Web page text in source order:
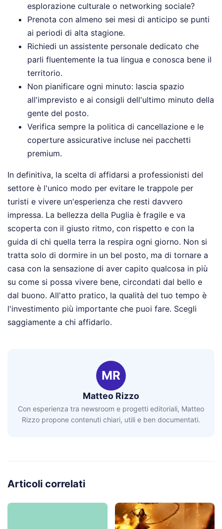
esplorazione culturale o networking sociale?
Prenota con almeno sei mesi di anticipo se punti
ai periodi di alta stagione.
Richiedi un assistente personale dedicato che
parli fluentemente la tua lingua e conosca bene il
territorio.
Non pianificare ogni minuto: lascia spazio
all'imprevisto e ai consigli dell'ultimo minuto della
gente del posto.
Verifica sempre la politica di cancellazione e le
coperture assicurative incluse nei pacchetti
premium.
In definitiva, la scelta di affidarsi a professionisti del
settore è l'unico modo per evitare le trappole per
turisti e vivere un'esperienza che resti davvero
impressa. La bellezza della Puglia è fragile e va
scoperta con il giusto ritmo, con rispetto e con la
guida di chi quella terra la respira ogni giorno. Non si
tratta solo di dormire in un bel posto, ma di tornare a
casa con la sensazione di aver capito qualcosa in più
su come si possa vivere bene, circondati dal bello e
dal buono. All'atto pratico, la qualità del tuo tempo è
l'investimento più importante che puoi fare. Scegli
saggiamente a chi affidarlo.
MR
Matteo Rizzo
Con esperienza tra newsroom e progetti editoriali, Matteo
Rizzo propone contenuti chiari, utili e ben documentati.
Articoli correlati